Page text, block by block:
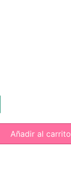
Añadir al carrito